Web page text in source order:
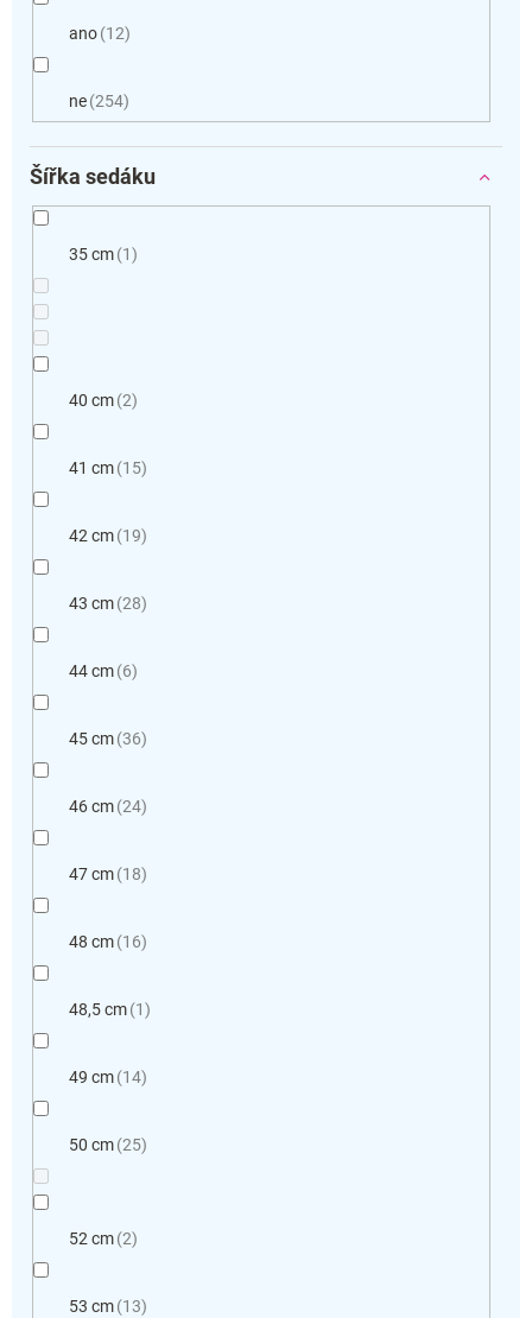
ano 12
ne 254
Šířka sedáku
35 cm 1
40 cm 2
41 cm 15
42 cm 19
43 cm 28
44 cm 6
45 cm 36
46 cm 24
47 cm 18
48 cm 16
48,5 cm 1
49 cm 14
50 cm 25
52 cm 2
53 cm 13